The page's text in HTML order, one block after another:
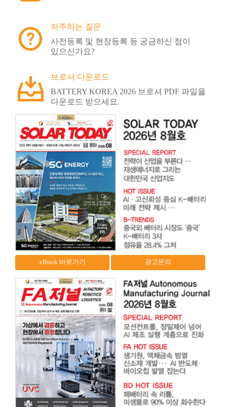
자주하는 질문
사전등록 및 현장등록 등 궁금하신 점이
있으신가요?
브로셔 다운로드
BATTERY KOREA 2026 브로셔 PDF 파일을
다운로드 받으세요.
eBook 바로가기 광고문의